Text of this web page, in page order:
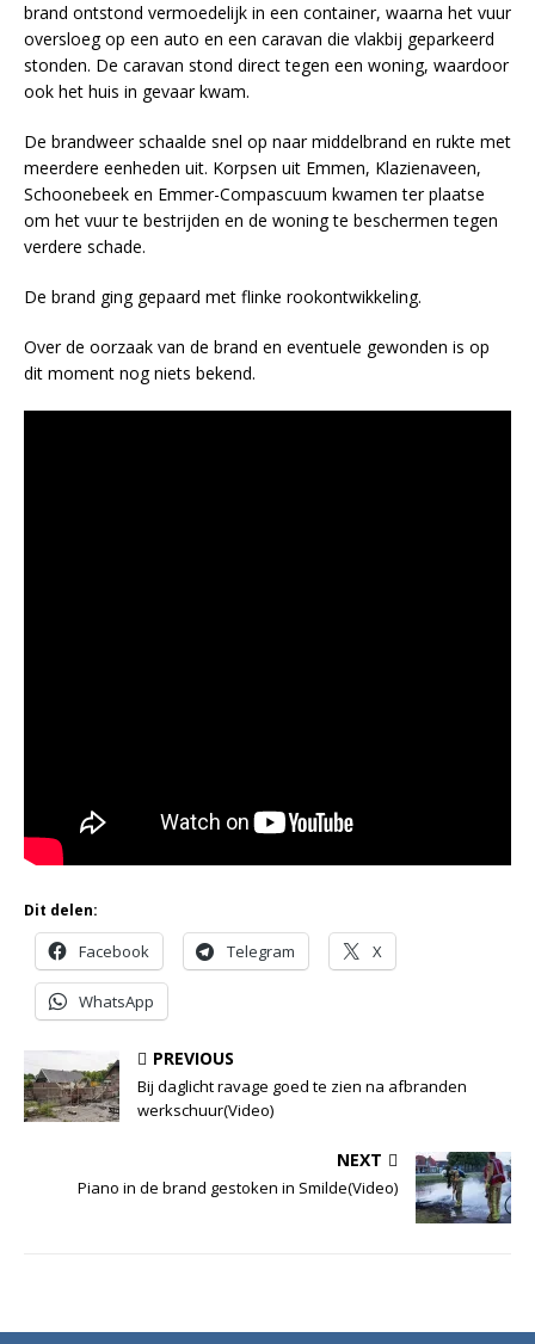
brand ontstond vermoedelijk in een container, waarna het vuur
oversloeg op een auto en een caravan die vlakbij geparkeerd
stonden. De caravan stond direct tegen een woning, waardoor
ook het huis in gevaar kwam.
De brandweer schaalde snel op naar middelbrand en rukte met
meerdere eenheden uit. Korpsen uit Emmen, Klazienaveen,
Schoonebeek en Emmer-Compascuum kwamen ter plaatse
om het vuur te bestrijden en de woning te beschermen tegen
verdere schade.
De brand ging gepaard met flinke rookontwikkeling.
Over de oorzaak van de brand en eventuele gewonden is op
dit moment nog niets bekend.
Dit delen:
Facebook Telegram X
WhatsApp
PREVIOUS
Bij daglicht ravage goed te zien na afbranden
werkschuur(Video)
NEXT
Piano in de brand gestoken in Smilde(Video)